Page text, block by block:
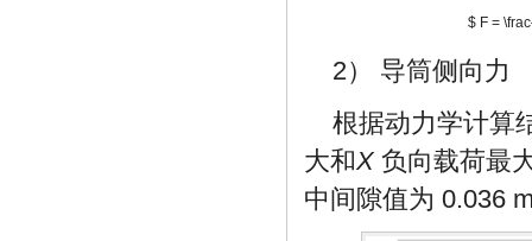
$ F =
2） 导筒侧向力
根据动力学计算
大和X 负向载荷最
中间隙值为 0.036